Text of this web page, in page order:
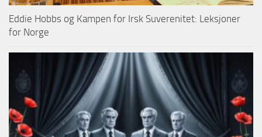
Eddie Hobbs og Kampen for Irsk Suverenitet: Leksjoner
for Norge